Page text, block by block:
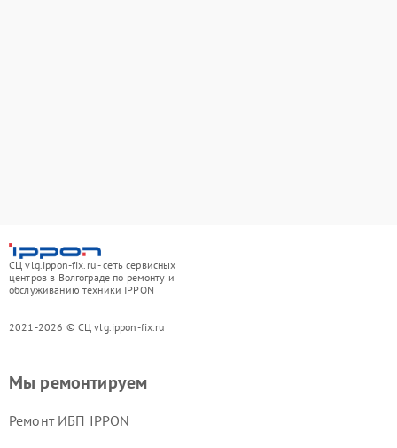
СЦ vlg.ippon-fix.ru - сеть сервисных
центров в Волгограде по ремонту и
обслуживанию техники IPPON
2021-2026 © СЦ vlg.ippon-fix.ru
Мы ремонтируем
Ремонт ИБП IPPON